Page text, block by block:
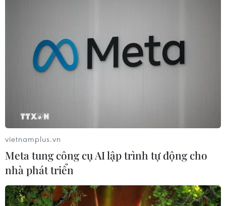
vietnamplus.vn
Meta tung công cụ AI lập trình tự động cho
nhà phát triển